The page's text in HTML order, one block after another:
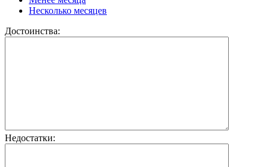
Несколько месяцев
Достоинства:
Недостатки: